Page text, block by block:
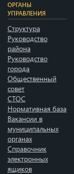
ОРГАНЫ
УПРАВЛЕНИЯ
Структура
Руководство
района
Руководство
города
Общественный
совет
СТОС
Нормативная база
Вакансии в
муниципальных
органах
Справочник
электронных
ящиков